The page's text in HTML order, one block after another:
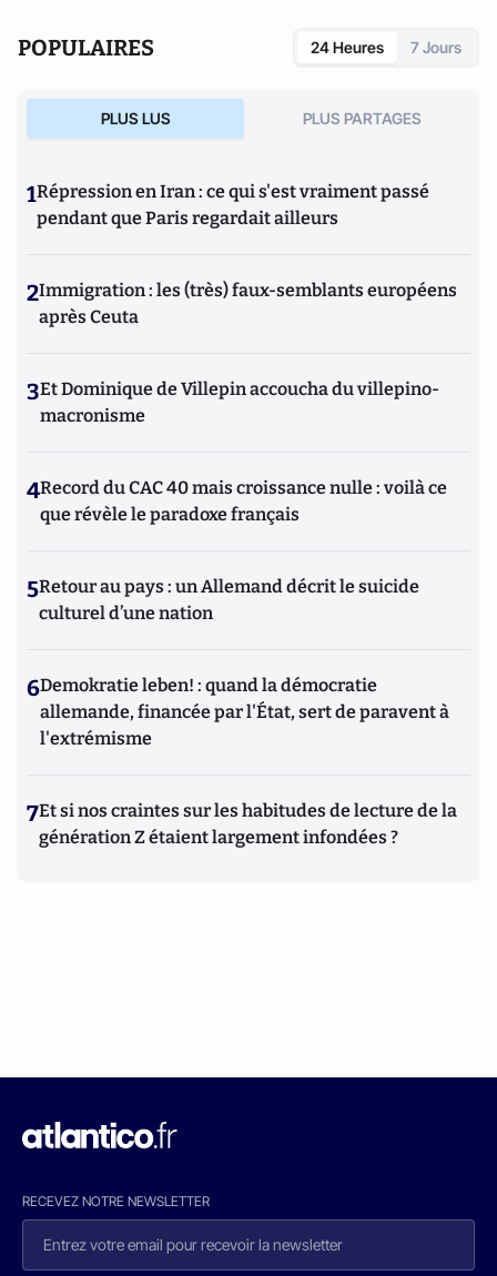
POPULAIRES 24 Heures 7 Jours
PLUS LUS PLUS PARTAGES
1Répression en Iran : ce qui s'est vraiment passé
pendant que Paris regardait ailleurs
2Immigration : les (très) faux-semblants européens
après Ceuta
3Et Dominique de Villepin accoucha du villepino-
macronisme
4Record du CAC 40 mais croissance nulle : voilà ce
que révèle le paradoxe français
5Retour au pays : un Allemand décrit le suicide
culturel d’une nation
6Demokratie leben! : quand la démocratie
allemande, financée par l'État, sert de paravent à
l'extrémisme
7Et si nos craintes sur les habitudes de lecture de la
génération Z étaient largement infondées ?
RECEVEZ NOTRE NEWSLETTER